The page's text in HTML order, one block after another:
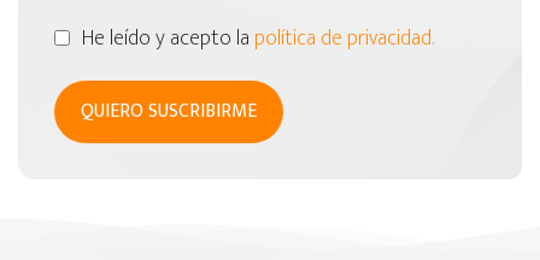
He leído y acepto la política de privacidad.